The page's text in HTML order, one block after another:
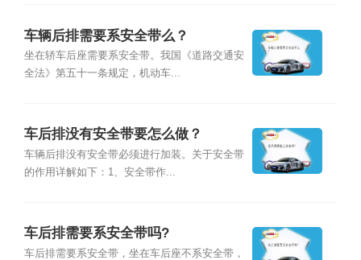
车辆后排需要系安全带么？
坐在轿车后座需要系安全带。我国《道路交通安
全法》第五十一条规定，机动车...
车后排没有安全带要怎么做？
车辆后排没有安全带必须进行加装。关于安全带
的作用详解如下：1、安全带作...
车后排需要系安全带吗?
车后排需要系安全带，坐在车后座不系安全带，